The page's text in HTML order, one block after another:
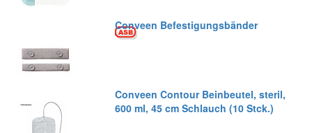
Conveen Befestigungsbänder
Conveen Contour Beinbeutel, steril,
600 ml, 45 cm Schlauch (10 Stck.)